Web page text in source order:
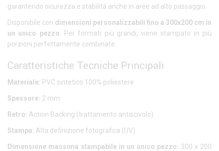
garantendo sicurezza e stabilità anche in aree ad alto passaggio.
Disponibile con dimensioni personalizzabili fino a 300x200 cm in
un unico pezzo . Per formati più grandi, viene stampato in più
porzioni perfettamente combinate.
Caratteristiche Tecniche Principali
Materiale: PVC sintetico 100% poliestere
Spessore: 2 mm
Retro: Action Backing (trattamento antiscivolo)
Stampa: Alta definizione fotografica (UV)
Dimensione massima stampabile in un unico pezzo: 300 x 200